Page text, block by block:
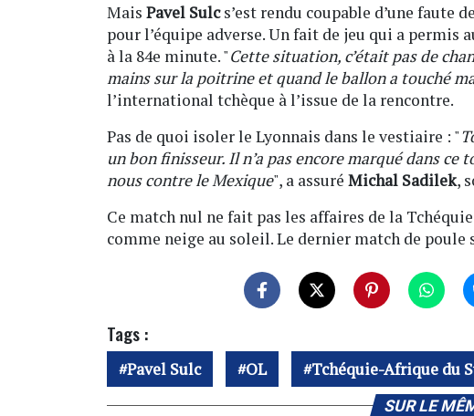
Mais Pavel Sulcs’est rendu coupable d’une faute
pour l’équipe adverse. Un fait de jeu qui a permis
à la 84e minute. "Cette situation, c’était pas de
mains sur la poitrine et quand le ballon a touché
l’international tchèque à l’issue de la rencontre.
Pas de quoi isoler le Lyonnais dans le vestiaire : "
un bon finisseur. Il n’a pas encore marqué dans
nous contre le Mexique", a assuré Michal Sadilek,
Ce match nul ne fait pas les affaires de la
comme neige au soleil. Le dernier match de poule
Tags :
Pavel Sulc OL Tchéquie-Afrique du
SUR LE